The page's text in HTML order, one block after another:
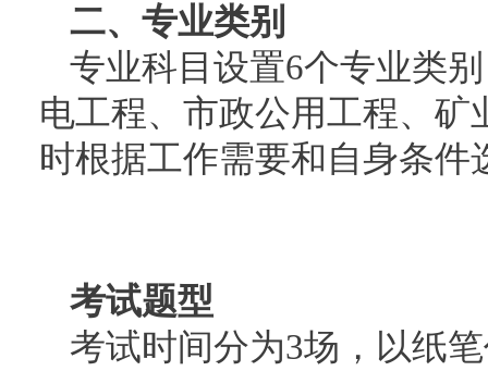
二、专业类别
专业科目设置6个专业类
电工程、市政公用工程、
时根据工作需要和自身条
考试题型
考试时间分为3场，以纸